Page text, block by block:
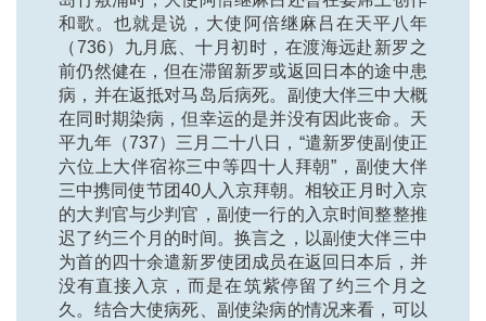
和歌。也就是说，大使阿倍继麻吕在天平八年
（736）九月底、十月初时，在渡海远赴新罗之
前仍然健在，但在滞留新罗或返回日本的途中患
病，并在返抵对马岛后病死。副使大伴三中大概
在同时期染病，但幸运的是并没有因此丧命。天
平九年（737）三月二十八日，“遣新罗使副使正
六位上大伴宿祢三中等四十人拜朝”，副使大伴
三中携同使节团40人入京拜朝。相较正月时入京
的大判官与少判官，副使一行的入京时间整整推
迟了约三个月的时间。换言之，以副使大伴三中
为首的四十余遣新罗使团成员在返回日本后，并
没有直接入京，而是在筑紫停留了约三个月之
久。结合大使病死、副使染病的情况来看，可以